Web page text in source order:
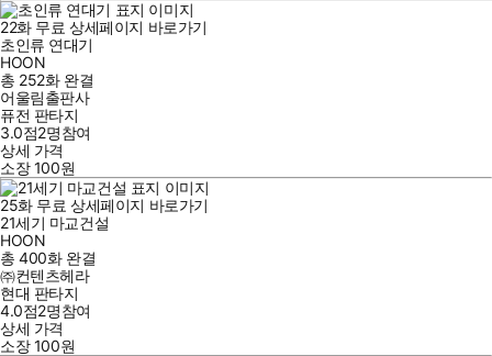
22화 무료 상세페이지 바로가기
초인류 연대기
HOON
총 252화 완결
어울림출판사
퓨전 판타지
3.0점2명참여
상세 가격
소장100원
25화 무료 상세페이지 바로가기
21세기 마교건설
HOON
총 400화 완결
㈜컨텐츠헤라
현대 판타지
4.0점2명참여
상세 가격
소장100원